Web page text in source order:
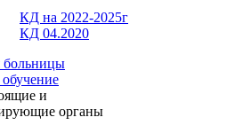
КД на 2022-2025г
КД 04.2020
больницы
и
органы